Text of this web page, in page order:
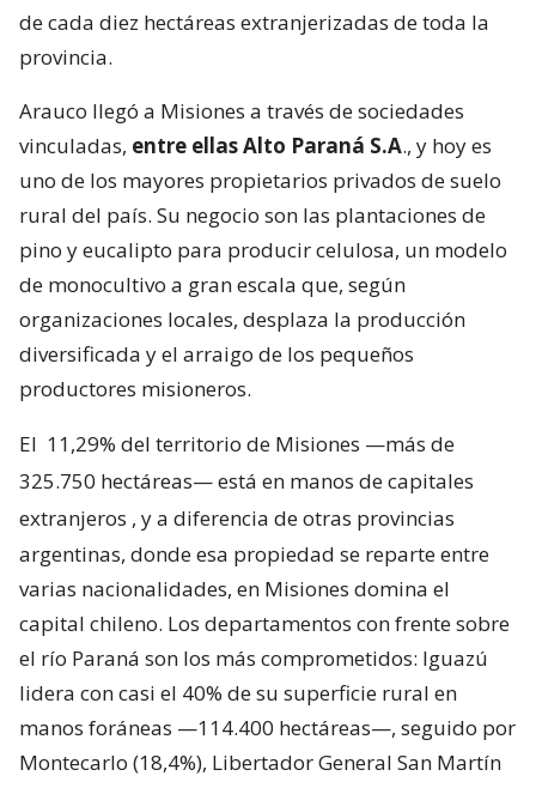
de cada diez hectáreas extranjerizadas de toda la
provincia.
Arauco llegó a Misiones a través de sociedades
vinculadas, entre ellas Alto Paraná S.A., y hoy es
uno de los mayores propietarios privados de suelo
rural del país. Su negocio son las plantaciones de
pino y eucalipto para producir celulosa, un modelo
de monocultivo a gran escala que, según
organizaciones locales, desplaza la producción
diversificada y el arraigo de los pequeños
productores misioneros.
El 11,29% del territorio de Misiones —más de
325.750 hectáreas— está en manos de capitales
extranjeros , y a diferencia de otras provincias
argentinas, donde esa propiedad se reparte entre
varias nacionalidades, en Misiones domina el
capital chileno. Los departamentos con frente sobre
el río Paraná son los más comprometidos: Iguazú
lidera con casi el 40% de su superficie rural en
manos foráneas —114.400 hectáreas—, seguido por
Montecarlo (18,4%), Libertador General San Martín